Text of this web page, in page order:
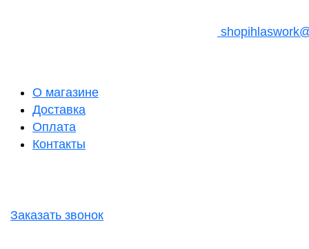
О магазине
Доставка
Оплата
Контакты
Заказать звонок